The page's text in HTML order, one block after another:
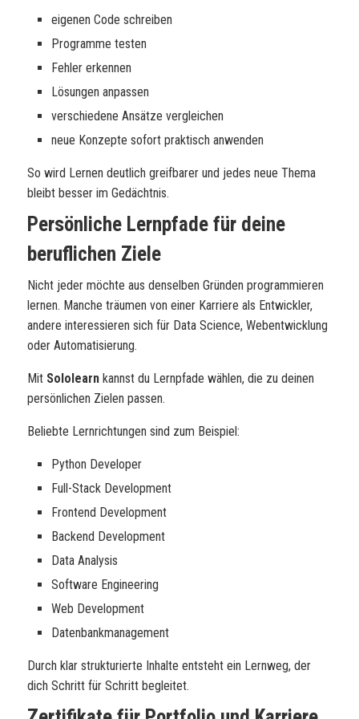
eigenen Code schreiben
Programme testen
Fehler erkennen
Lösungen anpassen
verschiedene Ansätze vergleichen
neue Konzepte sofort praktisch anwenden
So wird Lernen deutlich greifbarer und jedes neue Thema
bleibt besser im Gedächtnis.
Persönliche Lernpfade für deine
beruflichen Ziele
Nicht jeder möchte aus denselben Gründen programmieren
lernen. Manche träumen von einer Karriere als Entwickler,
andere interessieren sich für Data Science, Webentwicklung
oder Automatisierung.
Mit Sololearn kannst du Lernpfade wählen, die zu deinen
persönlichen Zielen passen.
Beliebte Lernrichtungen sind zum Beispiel:
Python Developer
Full-Stack Development
Frontend Development
Backend Development
Data Analysis
Software Engineering
Web Development
Datenbankmanagement
Durch klar strukturierte Inhalte entsteht ein Lernweg, der
dich Schritt für Schritt begleitet.